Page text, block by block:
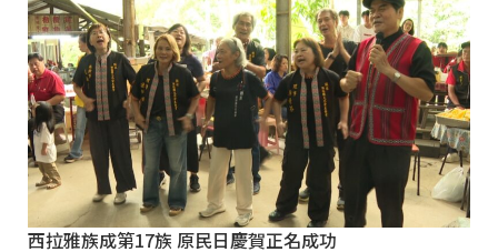
西拉雅族成第17族 原民日慶賀正名成功